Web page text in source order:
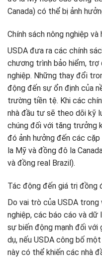
Canada) có thể bị ảnh
Chính sách nông nghiệp
USDA đưa ra các chính
chương trình bảo hiểm, trợ
nghiệp. Những thay đổi
động đến sự ổn định của
trường tiền tệ. Khi các
nhà đầu tư sẽ theo dõi kỹ
chúng đối với tăng trưởng
đó ảnh hưởng đến các
la Mỹ và đồng đô la
và đồng real Brazil).
Tác động đến giá trị đồng
Do vai trò của USDA
nghiệp, các báo cáo và
sự biến động mạnh đối với
dụ, nếu USDA công bố
này có thể khiến các nhà